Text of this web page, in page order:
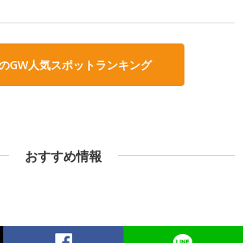
GW人気スポットランキング
おすすめ情報